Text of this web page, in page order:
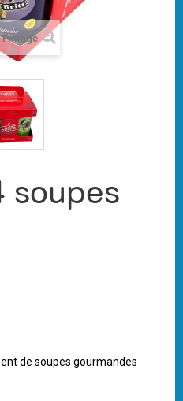
soupes
de soupes gourmandes